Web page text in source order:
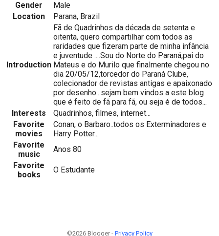
Gender
Male
Location
Parana, Brazil
Introduction
Fã de Quadrinhos da década de setenta e
oitenta, quero compartilhar com todos as
raridades que fizeram parte de minha infância
e juventude ....Sou do Norte do Paraná,pai do
Mateus e do Murilo que finalmente chegou no
dia 20/05/12,torcedor do Paraná Clube,
colecionador de revistas antigas e apaixonado
por desenho...sejam bem vindos a este blog
que é feito de fã para fã, ou seja é de todos...
Interests
Quadrinhos, filmes, internet...
Favorite
movies
Conan, o Barbaro..todos os Exterminadores e
Harry Potter...
Favorite
music
Anos 80
Favorite
books
O Estudante
©2026 Blogger - Privacy Policy